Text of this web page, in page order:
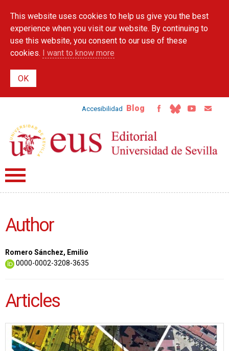
main
content
This website uses cookies to help us give you the best
experience when you visit our website. By continuing to
use this website, you consent to our use of these
cookies. I want to know more
Accesibilidad Blog
Author
Romero Sánchez, Emilio
0000-0002-3208-3635
Articles